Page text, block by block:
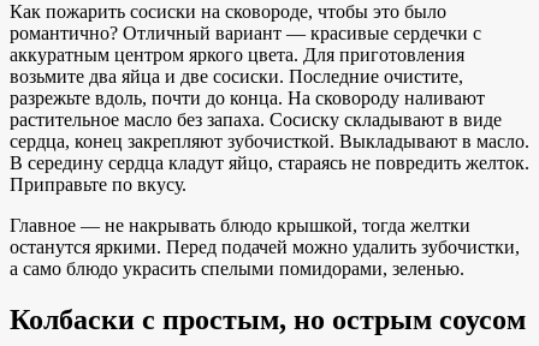
Как пожарить сосиски на сковороде, чтобы это было
романтично? Отличный вариант — красивые сердечки с
аккуратным центром яркого цвета. Для приготовления
возьмите два яйца и две сосиски. Последние очистите,
разрежьте вдоль, почти до конца. На сковороду наливают
растительное масло без запаха. Сосиску складывают в виде
сердца, конец закрепляют зубочисткой. Выкладывают в масло.
В середину сердца кладут яйцо, стараясь не повредить желток.
Приправьте по вкусу.
Главное — не накрывать блюдо крышкой, тогда желтки
останутся яркими. Перед подачей можно удалить зубочистки,
а само блюдо украсить спелыми помидорами, зеленью.
Колбаски с простым, но острым соусом